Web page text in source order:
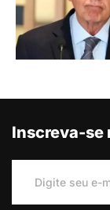
Inscreva-se